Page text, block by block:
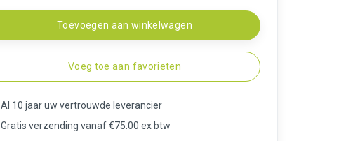
Toevoegen aan winkelwagen
Voeg toe aan favorieten
Al 10 jaar uw vertrouwde leverancier
Gratis verzending vanaf €75.00 ex btw